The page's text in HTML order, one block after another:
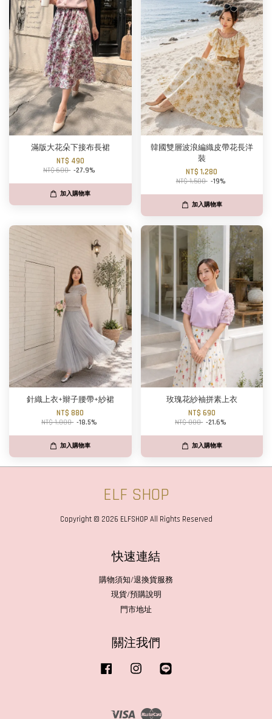
滿版大花朵下接布長裙
NT$ 490
NT$ 680 -27.9%
加入購物車
韓國雙層波浪編織皮帶花長洋
裝
NT$ 1,280
NT$ 1,580 -19%
加入購物車
針織上衣+辮子腰帶+紗裙
NT$ 880
NT$ 1,080 -18.5%
加入購物車
玫瑰花紗袖拼素上衣
NT$ 690
NT$ 880 -21.6%
加入購物車
ELF SHOP
Copyright © 2026 ELFSHOP All Rights Reserved
快速連結
購物須知/退換貨服務
現貨/預購說明
門市地址
關注我們
Facebook Instagram
Visa Master